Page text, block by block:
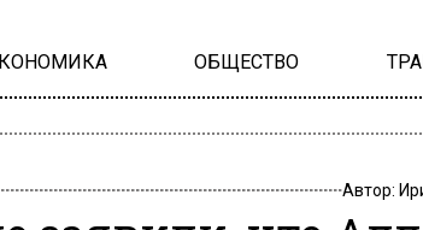
ОБЩЕСТВО
Автор: